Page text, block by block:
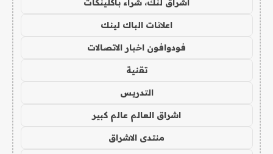
اشراق لنك، شراء باكلينكات
اعلانات الباك لينك
فودوافون اخبار الاتصالات
تقنية
التدريس
اشراق العالم عالم كبير
منتدى الاشراق